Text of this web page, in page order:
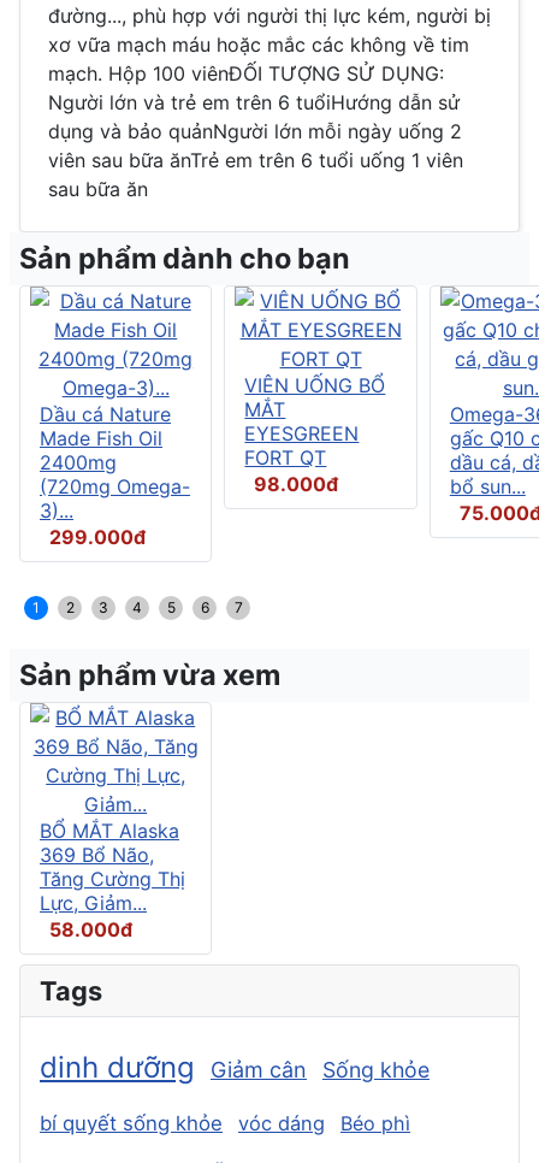
đường..., phù hợp với người thị lực kém, người bị
xơ vữa mạch máu hoặc mắc các không về tim
mạch. Hộp 100 viênĐỐI TƯỢNG SỬ DỤNG:
Người lớn và trẻ em trên 6 tuổiHướng dẫn sử
dụng và bảo quảnNgười lớn mỗi ngày uống 2
viên sau bữa ănTrẻ em trên 6 tuổi uống 1 viên
sau bữa ăn
Sản phẩm dành cho bạn
Dầu cá Nature
Made Fish Oil
2400mg
(720mg Omega-
3)...
299.000đ
VIÊN UỐNG BỔ
MẮT
EYESGREEN
FORT QT
98.000đ
Omega-
gấc Q10
dầu cá,
bổ sun...
1 2 3 4 5 6 7
Sản phẩm vừa xem
BỔ MẮT Alaska
369 Bổ Não,
Tăng Cường Thị
Lực, Giảm...
58.000đ
Tags
dinh dưỡng Giảm cân Sống khỏe
bí quyết sống khỏe vóc dáng Béo phì